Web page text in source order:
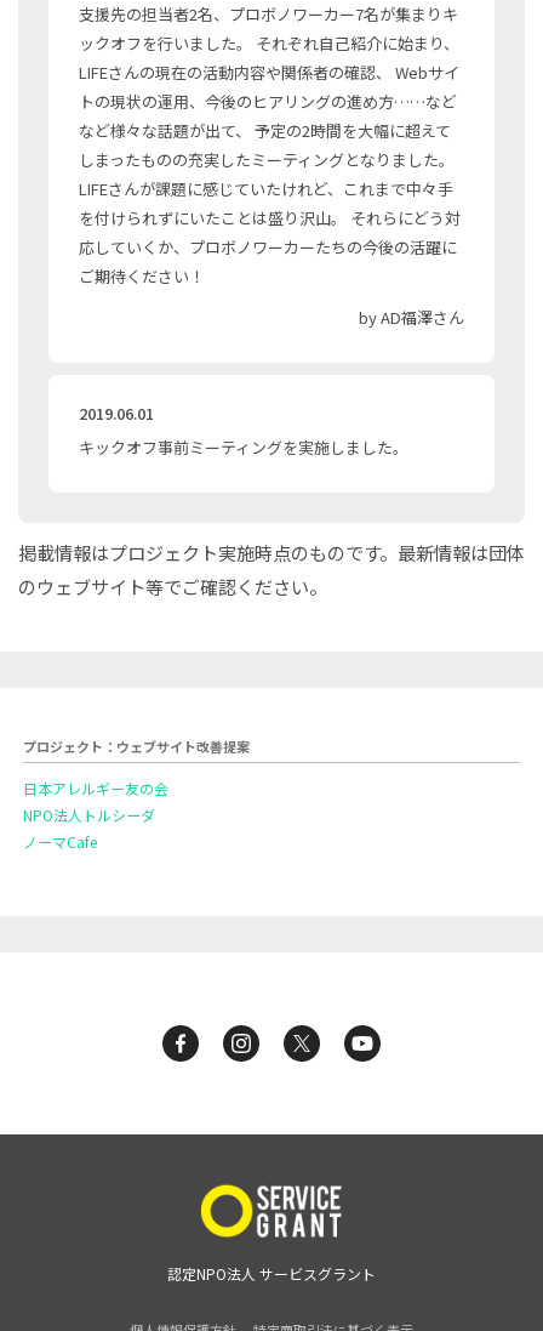
支援先の担当者2名、プロボノワーカー7名が集まりキ
ックオフを行いました。 それぞれ自己紹介に始まり、
LIFEさんの現在の活動内容や関係者の確認、 Webサイ
トの現状の運用、今後のヒアリングの進め方……など
など様々な話題が出て、 予定の2時間を大幅に超えて
しまったものの充実したミーティングとなりました。
LIFEさんが課題に感じていたけれど、これまで中々手
を付けられずにいたことは盛り沢山。 それらにどう対
応していくか、プロボノワーカーたちの今後の活躍に
ご期待ください！
by AD福澤さん
2019.06.01
キックオフ事前ミーティングを実施しました。
掲載情報はプロジェクト実施時点のものです。最新情報は団体
のウェブサイト等でご確認ください。
プロジェクト：ウェブサイト改善提案
日本アレルギー友の会
NPO法人トルシーダ
ノーマCafe
認定NPO法人 サービスグラント